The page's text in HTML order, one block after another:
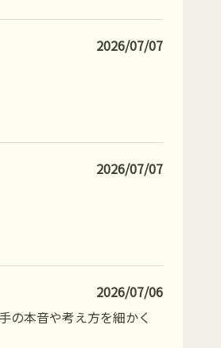
2026/07/07
2026/07/07
2026/07/06
の本音や考え方を細かく